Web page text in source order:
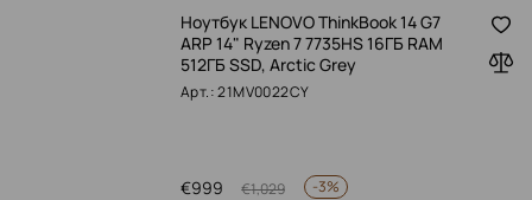
Ноутбук LENOVO ThinkBook 14 G7
ARP 14" Ryzen 7 7735HS 16ГБ RAM
512ГБ SSD, Arctic Grey
Арт.: 21MV0022CY
999
€ 1,029
€ -3%